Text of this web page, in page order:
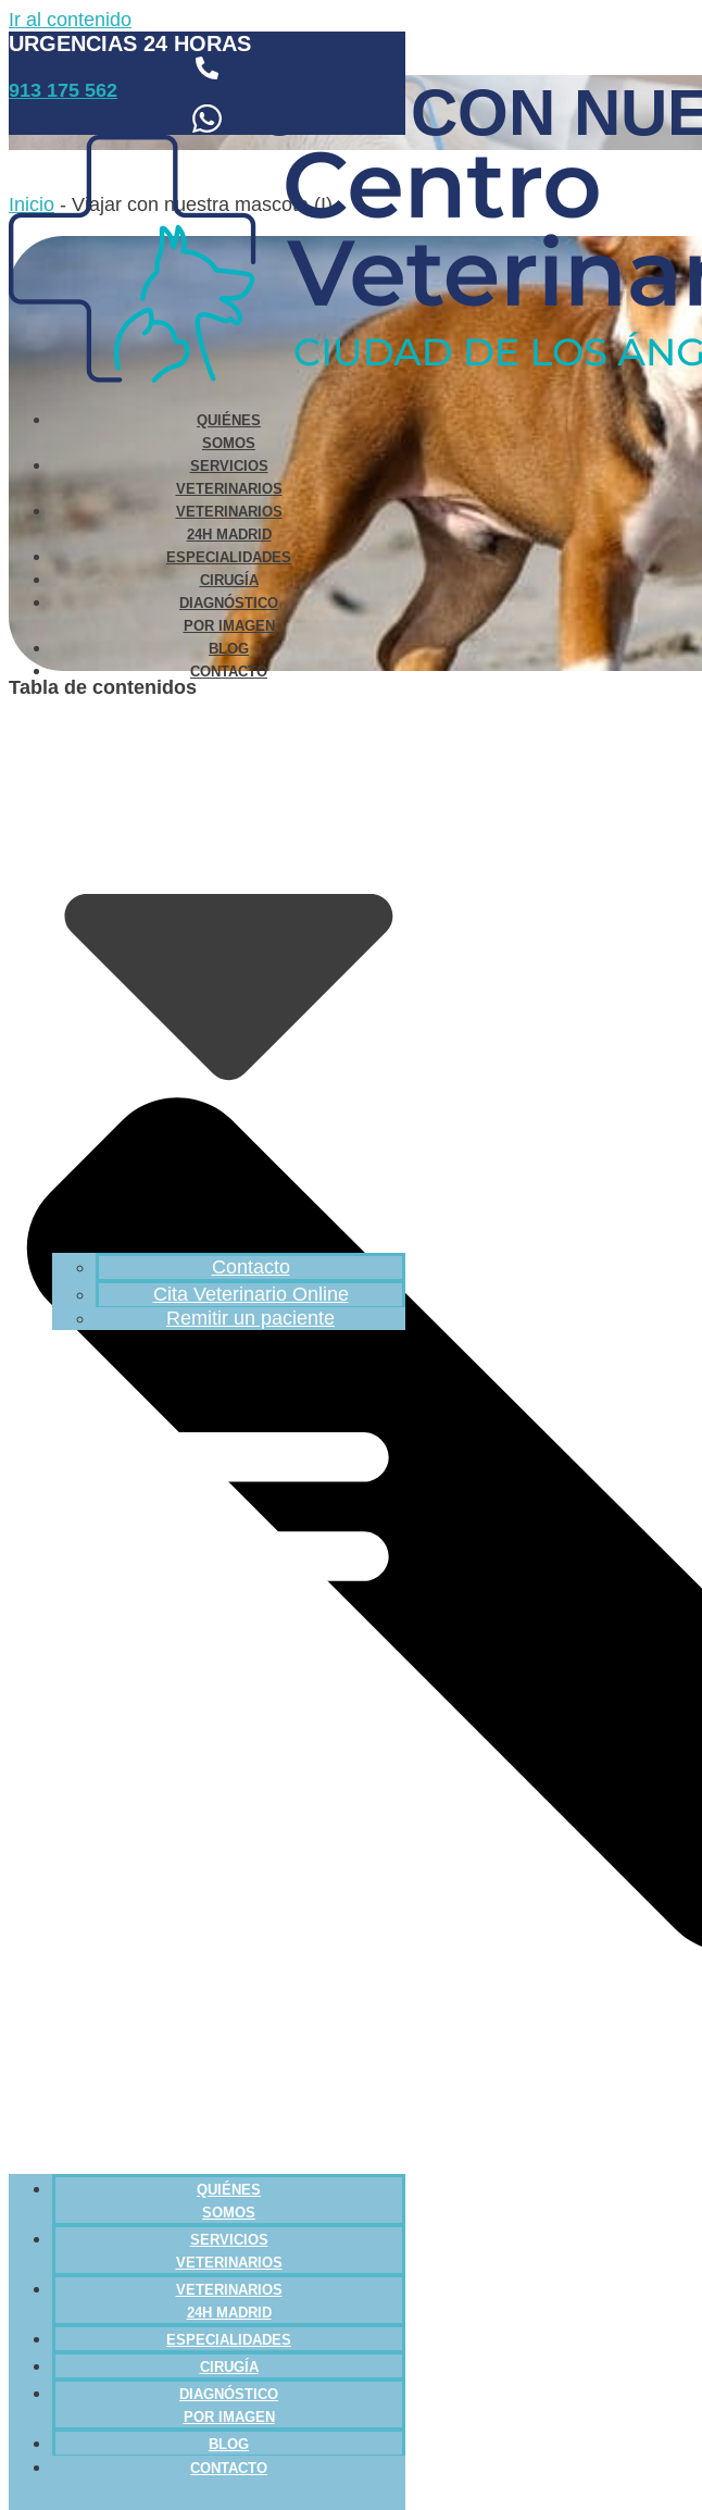
Ir al contenido
URGENCIAS 24 HORAS
913 175 562
QUIÉNES
SOMOS
SERVICIOS
VETERINARIOS
VETERINARIOS
24H MADRID
ESPECIALIDADES
CIRUGÍA
DIAGNÓSTICO
POR IMAGEN
BLOG
CONTACTO
Contacto
Cita Veterinario Online
Remitir un paciente
QUIÉNES
SOMOS
SERVICIOS
VETERINARIOS
VETERINARIOS
24H MADRID
ESPECIALIDADES
CIRUGÍA
DIAGNÓSTICO
POR IMAGEN
BLOG
CONTACTO
VIAJAR CON
Inicio - Viajar con nuestra mascota (I)
Tabla de contenidos